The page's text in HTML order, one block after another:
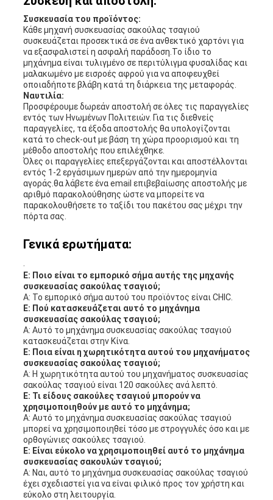
Συσκευασία του προϊόντος:
Κάθε μηχανή συσκευασίας σακούλας τσαγιού
συσκευάζεται προσεκτικά σε ένα ανθεκτικό χαρτόνι για
να εξασφαλιστεί η ασφαλή παράδοση.Το ίδιο το
μηχάνημα είναι τυλιγμένο σε περιτύλιγμα φυσαλίδας και
μαλακωμένο με εισροές αφρού για να αποφευχθεί
οποιαδήποτε βλάβη κατά τη διάρκεια της μεταφοράς.
Ναυτιλία:
Προσφέρουμε δωρεάν αποστολή σε όλες τις παραγγελίες
εντός των Ηνωμένων Πολιτειών. Για τις διεθνείς
παραγγελίες, τα έξοδα αποστολής θα υπολογίζονται
κατά το check-out με βάση τη χώρα προορισμού και τη
μέθοδο αποστολής που επιλέχθηκε.
Όλες οι παραγγελίες επεξεργάζονται και αποστέλλονται
εντός 1-2 εργάσιμων ημερών από την ημερομηνία
αγοράς.θα λάβετε ένα email επιβεβαίωσης αποστολής με
αριθμό παρακολούθησης ώστε να μπορείτε να
παρακολουθήσετε το ταξίδι του πακέτου σας μέχρι την
πόρτα σας.
Γενικά ερωτήματα:
Ε: Ποιο είναι το εμπορικό σήμα αυτής της μηχανής
συσκευασίας σακούλας τσαγιού;
Α: Το εμπορικό σήμα αυτού του προϊόντος είναι CHIC.
Ε: Πού κατασκευάζεται αυτό το μηχάνημα
συσκευασίας σακούλας τσαγιού;
Α: Αυτό το μηχάνημα συσκευασίας σακούλας τσαγιού
κατασκευάζεται στην Κίνα.
Ε: Ποια είναι η χωρητικότητα αυτού του μηχανήματος
συσκευασίας σακούλας τσαγιού;
Α: Η χωρητικότητα αυτού του μηχανήματος συσκευασίας
σακούλας τσαγιού είναι 120 σακούλες ανά λεπτό.
Ε: Τι είδους σακούλες τσαγιού μπορούν να
χρησιμοποιηθούν με αυτό το μηχάνημα;
Α: Αυτό το μηχάνημα συσκευασίας σακούλας τσαγιού
μπορεί να χρησιμοποιηθεί τόσο με στρογγυλές όσο και με
ορθογώνιες σακούλες τσαγιού.
Ε: Είναι εύκολο να χρησιμοποιηθεί αυτό το μηχάνημα
συσκευασίας σακουλών τσαγιού;
Α: Ναι, αυτό το μηχάνημα συσκευασίας σακούλας τσαγιού
έχει σχεδιαστεί για να είναι φιλικό προς τον χρήστη και
εύκολο στη λειτουργία.